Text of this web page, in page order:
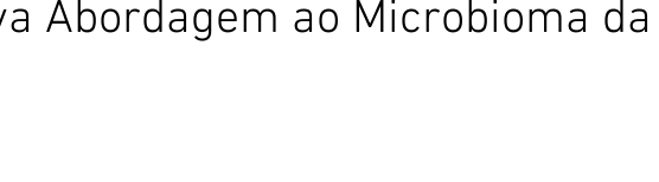
Abordagem ao Microbioma